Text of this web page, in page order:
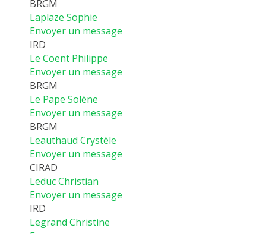
LOGICIELS
PUBLICATIONS SUR HAL
HDR
THÈSES
WORKING PAPERS
NOTES THÉMATIQUES
NOS TRAVAUX EN VIDÉO
BRGM
Laplaze Sophie
Envoyer un message
IRD
Le Coent Philippe
Envoyer un message
BRGM
Le Pape Solène
Envoyer un message
BRGM
Leauthaud Crystèle
Envoyer un message
CIRAD
Leduc Christian
Envoyer un message
IRD
Legrand Christine